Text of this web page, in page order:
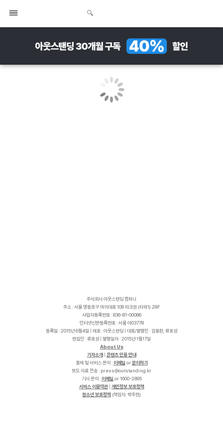
주식회사 아웃스탠딩 컴퍼니
주소 : 서울 영등포구 여의대로 108 파크원 (타워1) 28F
사업자등록번호 : 836-81-00086
인터넷신문등록번호 : 서울 아03778
등록일 : 2015년 6월4일 | 제호 : 아웃스탠딩 | 대표/발행인 : 김동환, 류호성
편집인 : 류호성 | 발행일자 : 2015년 1월17일
About Us
기자소개
콘텐츠 인용 안내
결제 및 서비스 문의 : 이메일 or문의하기
보도 자료 전송 :
r
k
.
g
n
i
d
n
a
t
s
t
u
o
@
s
s
e
r
p
기사 문의 : 이메일 or 1600-2895
서비스 이용약관| 개인정보 보호정책
청소년 보호정책 (책임자: 박주현)